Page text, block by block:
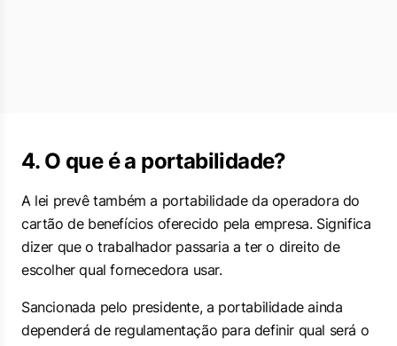
4. O que é a portabilidade?
A lei prevê também a portabilidade da operadora do
cartão de benefícios oferecido pela empresa. Significa
dizer que o trabalhador passaria a ter o direito de
escolher qual fornecedora usar.
Sancionada pelo presidente, a portabilidade ainda
dependerá de regulamentação para definir qual será o